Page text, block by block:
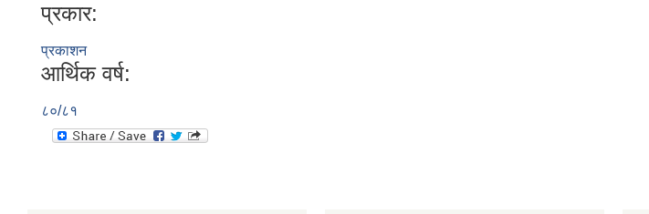
प्रकार:
प्रकाशन
आर्थिक वर्ष:
८०/८१